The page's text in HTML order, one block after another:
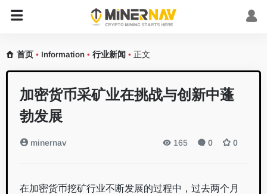
首页 • Information • 行业新闻 • 正文
加密货币采矿业在挑战与创新中蓬
勃发展
minernav 165 0 0
在加密货币挖矿行业不断发展的过程中，过去两个月